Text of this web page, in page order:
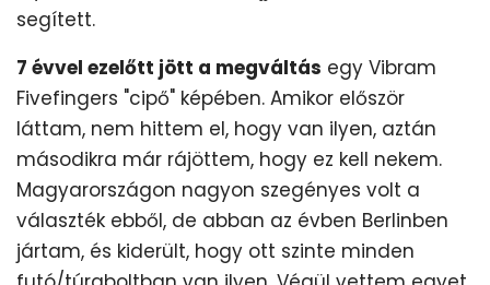
segített.
7 évvel ezelőtt jött a megváltás egy Vibram
Fivefingers "cipő" képében. Amikor először
láttam, nem hittem el, hogy van ilyen, aztán
másodikra már rájöttem, hogy ez kell nekem.
Magyarországon nagyon szegényes volt a
választék ebből, de abban az évben Berlinben
jártam, és kiderült, hogy ott szinte minden